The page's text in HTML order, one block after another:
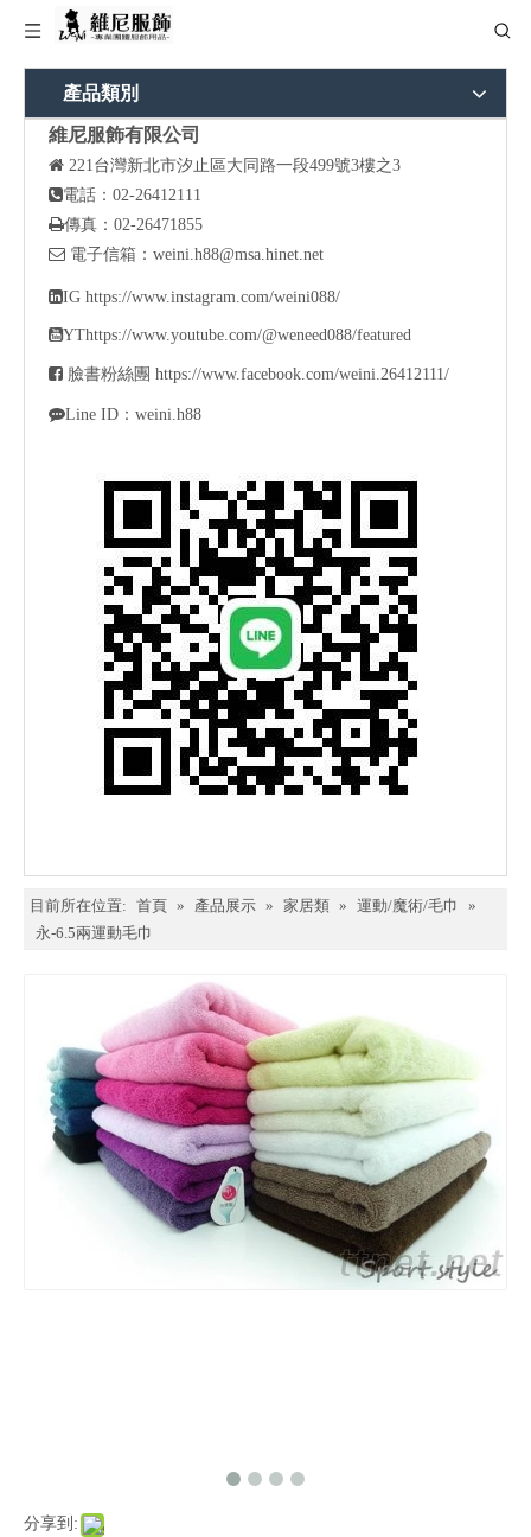
產品類別
維尼服飾有限公司
 221台灣新北市汐止區大同路一段499號3樓之3
電話：02-26412111
傳真：02-26471855
 電子信箱： weini.h88@msa.hinet.net
IG https://www.instagram.com/weini088/
YThttps://www.youtube.com/@weneed088/featured
 臉書粉絲團 https://www.facebook.com/weini.26412111/
Line ID：weini.h88
目前所在位置: 首頁 » 產品展示 » 家居類 » 運動/魔術/毛巾
»
永-6.5兩運動毛巾
分享到: